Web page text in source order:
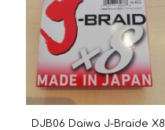
DJB06 Daiwa J-Braide X8